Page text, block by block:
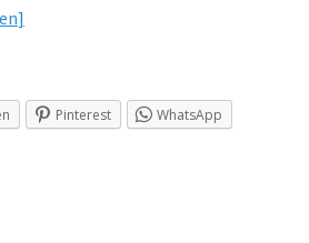
Pinterest
WhatsApp